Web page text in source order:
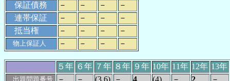
保証債務
－ － －
－
連帯保証
－ － －
－
抵当権
－ － － －
物上保証人 － － － －
５年 ６年 ７年 ８年 ９年 10年 11年 12年 13年
出題問題番号 － － (3,6) － 4 (4) － 2
－